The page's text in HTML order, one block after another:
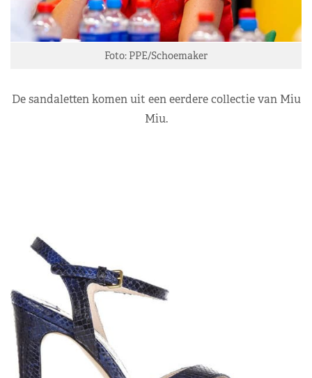
Foto: PPE/Schoemaker
De sandaletten komen uit een eerdere collectie van Miu
Miu.